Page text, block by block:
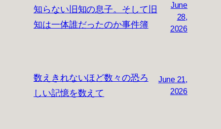
知らない旧知の息子。そして旧
知は一体誰だったのか事件簿
June
28,
2026
数えきれないほど数々の恐ろ
しい記憶を数えて
June 21,
2026